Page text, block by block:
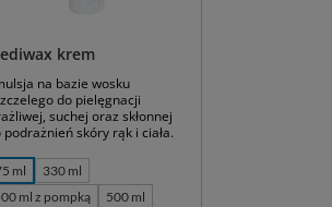
krem
na bazie wosku
do pielęgnacji
suchej oraz skłonnej
podrażnień skóry rąk i ciała.
ml
330 ml
ml z pompką
500 ml